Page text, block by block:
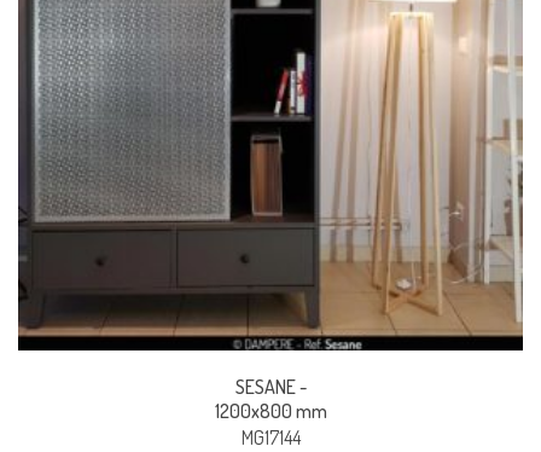
SESANE -
1200x800 mm
MG17144